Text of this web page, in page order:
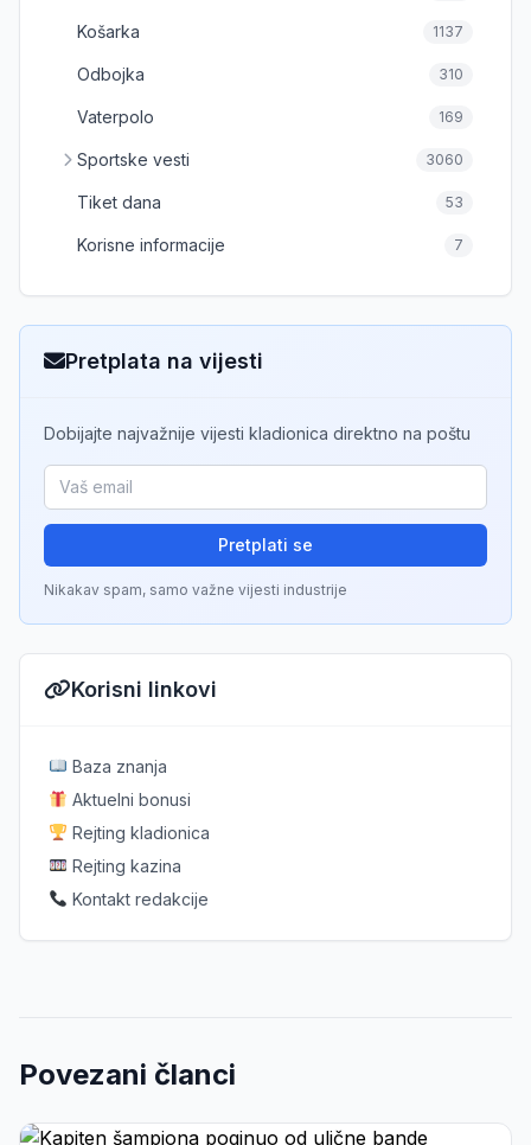
Košarka 1137
Odbojka 310
Vaterpolo 169
Sportske vesti 3060
Tiket dana 53
Korisne informacije 7
Pretplata na vijesti
Dobijajte najvažnije vijesti kladionica direktno na poštu
Pretplati se
Nikakav spam, samo važne vijesti industrije
Korisni linkovi
Baza znanja
Aktuelni bonusi
Rejting kladionica
Rejting kazina
Kontakt redakcije
Povezani članci